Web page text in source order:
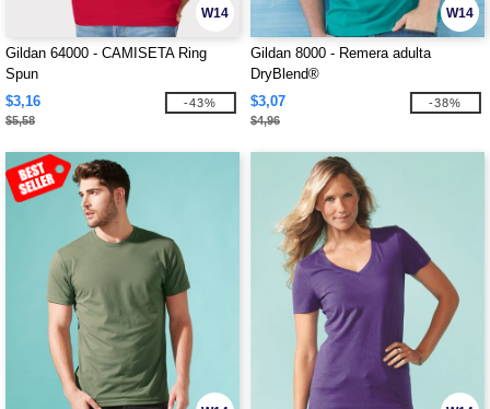
W14
Gildan 64000 - CAMISETA Ring
Spun
$3,16
$5,58
-43%
W14
Gildan 8000 - Remera adulta
DryBlend®
$3,07
$4,96
-38%